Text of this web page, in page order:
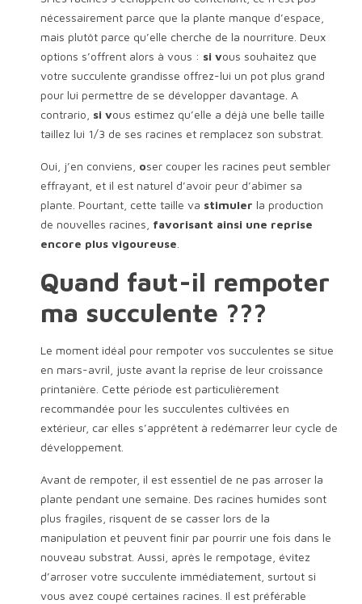
nécessairement parce que la plante manque d’espace,
mais plutôt parce qu’elle cherche de la nourriture. Deux
options s’offrent alors à vous : si vous souhaitez que
votre succulente grandisse offrez-lui un pot plus grand
pour lui permettre de se développer davantage. A
contrario, si vous estimez qu’elle a déjà une belle taille
taillez lui 1/3 de ses racines et remplacez son substrat.
Oui, j’en conviens, oser couper les racines peut sembler
effrayant, et il est naturel d’avoir peur d’abîmer sa
plante. Pourtant, cette taille va stimuler la production
de nouvelles racines, favorisant ainsi une reprise
encore plus vigoureuse
Quand faut-il rempoter
ma succulente ???
Le moment idéal pour rempoter vos succulentes se situe
en mars-avril, juste avant la reprise de leur croissance
printanière. Cette période est particulièrement
recommandée pour les succulentes cultivées en
extérieur, car elles s’apprêtent à redémarrer leur cycle de
développement.
Avant de rempoter, il est essentiel de ne pas arroser la
plante pendant une semaine. Des racines humides sont
plus fragiles, risquent de se casser lors de la
manipulation et peuvent finir par pourrir une fois dans le
nouveau substrat. Aussi, après le rempotage, évitez
d’arroser votre succulente immédiatement, surtout si
vous avez coupé certaines racines. Il est préférable